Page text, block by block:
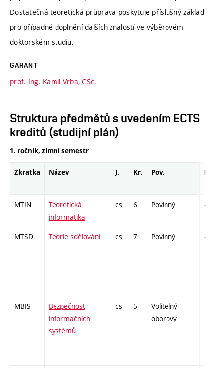
Dostatečná teoretická průprava poskytuje příslušný základ
pro případné doplnění dalších znalostí ve výběrovém
doktorském studiu.
GARANT
prof. Ing. Kamil Vrba, CSc.
Struktura předmětů s uvedením ECTS
kreditů (studijní plán)
1. ročník, zimní semestr
Zkratka Název J. Kr. Pov. Prof.
MTIN
Teoretická
informatika
cs 6 Povinný -
MTSD Teorie sdělování cs 7 Povinný -
MBIS
Bezpečnost
informačních
systémů
cs 5
Volitelný
oborový
-